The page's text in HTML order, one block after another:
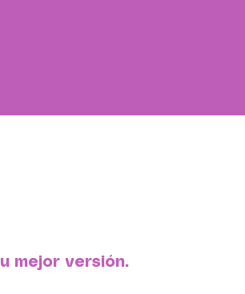
mejor versión.